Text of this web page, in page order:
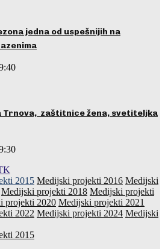
jedna od uspešnijih na
Trnova, zaštitnice žena, svetiteljka
2015 Medijski projekti 2016 Medijski
Medijski projekti 2018 Medijski projekti
projekti 2020 Medijski projekti 2021
2022 Medijski projekti 2024 Medijski
2015